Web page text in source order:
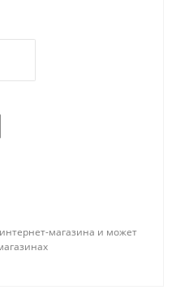
магазина и может